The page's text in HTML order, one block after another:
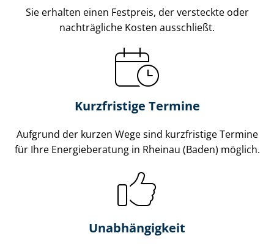
Sie erhalten einen Festpreis, der versteckte oder
nachträgliche Kosten ausschließt.
Kurzfristige Termine
Aufgrund der kurzen Wege sind kurzfristige Termine
für Ihre Energieberatung in Rheinau (Baden) möglich.
Unabhängigkeit